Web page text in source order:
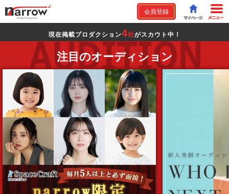
会員登録
現在掲載プロダクション4社がスカウト中！
注目のオーディション